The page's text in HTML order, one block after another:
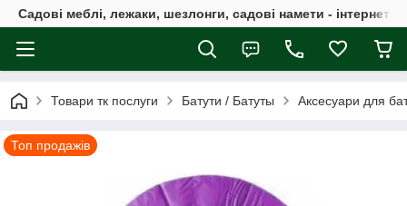
Садові меблі, лежаки, шезлонги, садові намети - інтернет-
Товари тк послуги Батути / Батуты Аксесуари для
Топ продажів